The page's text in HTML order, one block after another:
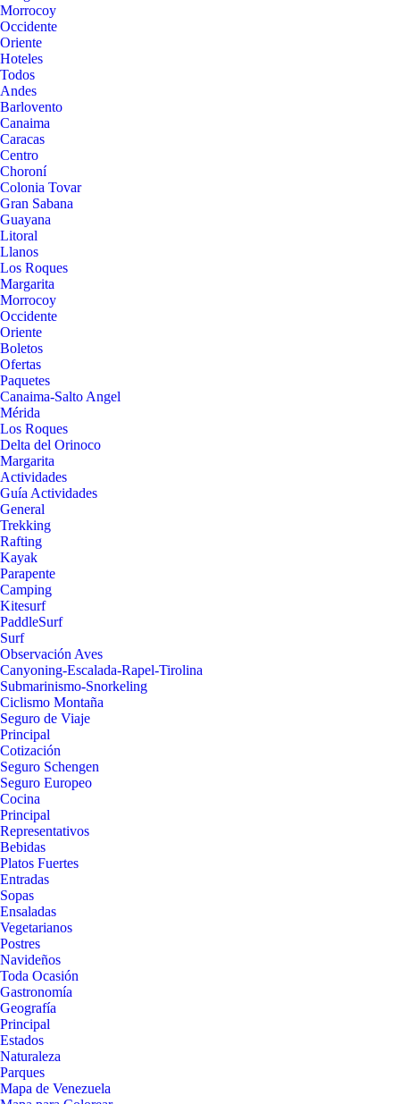
Morrocoy
Occidente
Oriente
Hoteles
Todos
Andes
Barlovento
Canaima
Caracas
Centro
Choroní
Colonia Tovar
Gran Sabana
Guayana
Litoral
Llanos
Los Roques
Margarita
Morrocoy
Occidente
Oriente
Boletos
Ofertas
Paquetes
Canaima-Salto Angel
Mérida
Los Roques
Delta del Orinoco
Margarita
Actividades
Guía Actividades
General
Trekking
Rafting
Kayak
Parapente
Camping
Kitesurf
PaddleSurf
Surf
Observación Aves
Canyoning-Escalada-Rapel-Tirolina
Submarinismo-Snorkeling
Ciclismo Montaña
Seguro de Viaje
Principal
Cotización
Seguro Schengen
Seguro Europeo
Cocina
Principal
Representativos
Bebidas
Platos Fuertes
Entradas
Sopas
Ensaladas
Vegetarianos
Postres
Navideños
Toda Ocasión
Gastronomía
Geografía
Principal
Estados
Naturaleza
Parques
Mapa de Venezuela